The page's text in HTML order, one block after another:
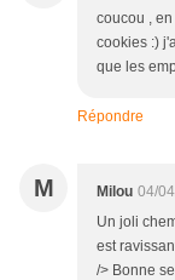
coucou ,
cookies :)
que les
Répondre
M Milou 04/
Un joli
est
/> Bonne